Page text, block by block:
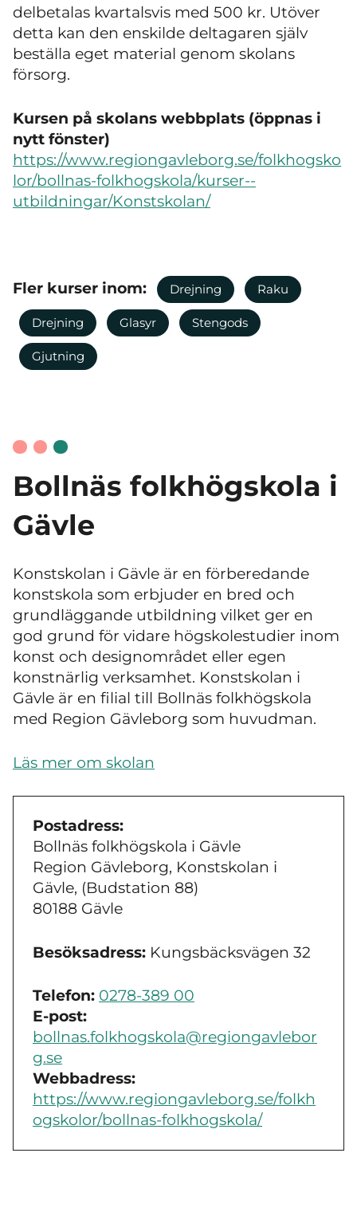
delbetalas kvartalsvis med 500 kr. Utöver
detta kan den enskilde deltagaren själv
beställa eget material genom skolans
försorg.
Kursen på skolans webbplats (öppnas i
nytt fönster)
https://www.regiongavleborg.se/folkhogsko
lor/bollnas-folkhogskola/kurser--
utbildningar/Konstskolan/
Fler kurser inom: Drejning Raku
Drejning Glasyr Stengods
Gjutning
Bollnäs folkhögskola i
Gävle
Konstskolan i Gävle är en förberedande
konstskola som erbjuder en bred och
grundläggande utbildning vilket ger en
god grund för vidare högskolestudier inom
konst och designområdet eller egen
konstnärlig verksamhet. Konstskolan i
Gävle är en filial till Bollnäs folkhögskola
med Region Gävleborg som huvudman.
Läs mer om skolan
Postadress:
Bollnäs folkhögskola i Gävle
Region Gävleborg, Konstskolan i
Gävle, (Budstation 88)
80188 Gävle
Besöksadress: Kungsbäcksvägen 32
Telefon: 0278-389 00
E-post:
bollnas.folkhogskola@regiongavlebor
g.se
Webbadress:
https://www.regiongavleborg.se/folkh
ogskolor/bollnas-folkhogskola/